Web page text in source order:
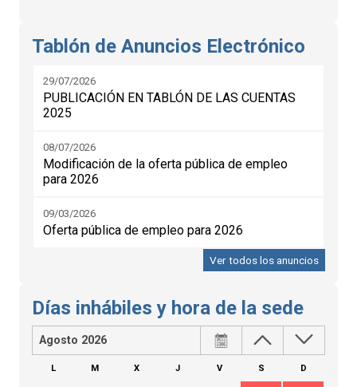
Tablón de Anuncios Electrónico
29/07/2026
PUBLICACIÓN EN TABLÓN DE LAS CUENTAS
2025
08/07/2026
Modificación de la oferta pública de empleo
para 2026
09/03/2026
Oferta pública de empleo para 2026
Ver todos los anuncios
Días inhábiles y hora de la sede
Agosto 2026
L M X J V S D